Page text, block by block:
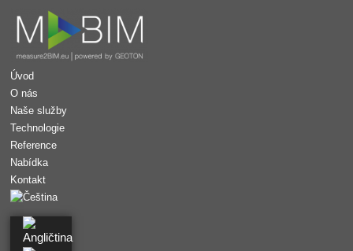
Úvod
O nás
Naše služby
Technologie
Reference
Nabídka
Kontakt